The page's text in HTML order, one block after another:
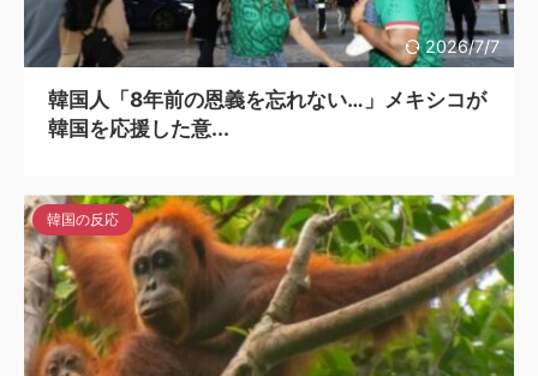
2026/7/7
韓国人「8年前の恩義を忘れない…」メキシコが
韓国を応援した意...
韓国の反応